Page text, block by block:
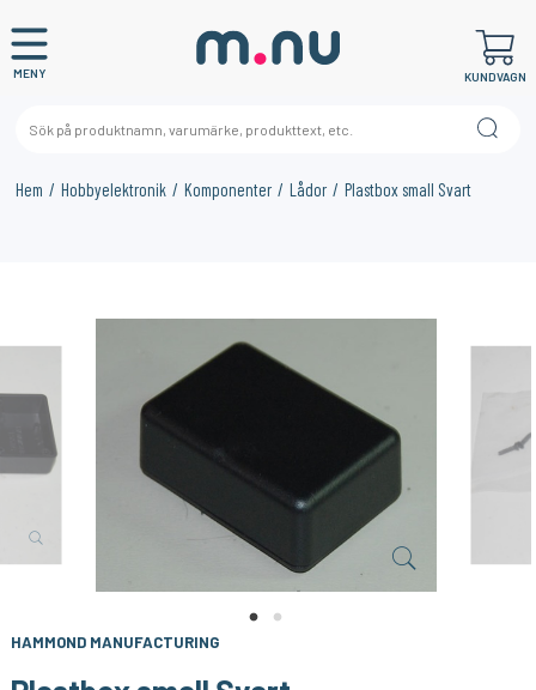
MENY KUNDVAGN
Hem Hobbyelektronik Komponenter Lådor Plastbox small Svart
Plastbox small Ljusgrå
29:- KÖP
HAMMOND MANUFACTURING
Plastbox medium Svart
HAMMOND MANUFACTURING